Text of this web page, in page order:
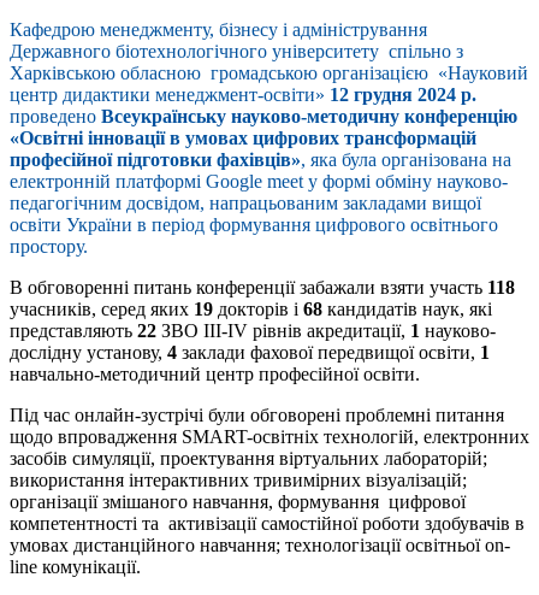
Кафедрою менеджменту, бізнесу і адміністрування
Державного біотехнологічного університету спільно з
Харківською обласною громадською організацією «Науковий
центр дидактики менеджмент-освіти» 12 грудня 2024 р.
проведено Всеукраїнську науково-методичну конференцію
«Освітні інновації в умовах цифрових трансформацій
професійної підготовки фахівців», яка була організована на
електронній платформі Google meet у формі обміну науково-
педагогічним досвідом, напрацьованим закладами вищої
освіти України в період формування цифрового освітнього
простору.
В обговоренні питань конференції забажали взяти участь 118
учасників, серед яких 19 докторів і 68 кандидатів наук, які
представляють 22 ЗВО ІІІ-ІV рівнів акредитації, 1 науково-
дослідну установу, 4 заклади фахової передвищої освіти, 1
навчально-методичний центр професійної освіти.
Під час онлайн-зустрічі були обговорені проблемні питання
щодо впровадження SMART-освітніх технологій, електронних
засобів симуляції, проектування віртуальних лабораторій;
використання інтерактивних тривимірних візуалізацій;
організації змішаного навчання, формування цифрової
компетентності та активізації самостійної роботи здобувачів в
умовах дистанційного навчання; технологізації освітньої on-
line комунікації.